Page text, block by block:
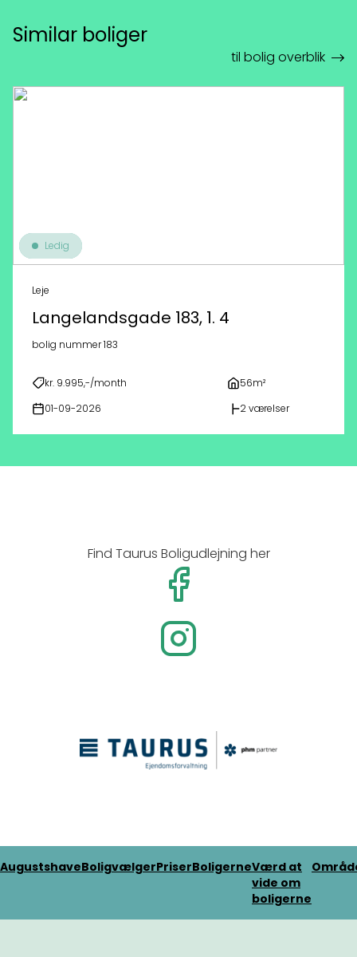
Similar boliger
til bolig overblik
Ledig
Leje
Langelandsgade 183, 1. 4
bolig nummer 183
kr. 9.995,-/month 56m²
01-09-2026 2 værelser
Find Taurus Boligudlejning her
AugustshaveBoligvælgerPriserBoligerneVærd at
vide om
boligerne